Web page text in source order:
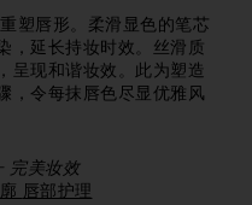
塑唇形。柔滑显色的笔芯
，延长持妆时效。丝滑质
呈现和谐妆效。此为塑造
，令每抹唇色尽显优雅风
完美妆效
唇部护理